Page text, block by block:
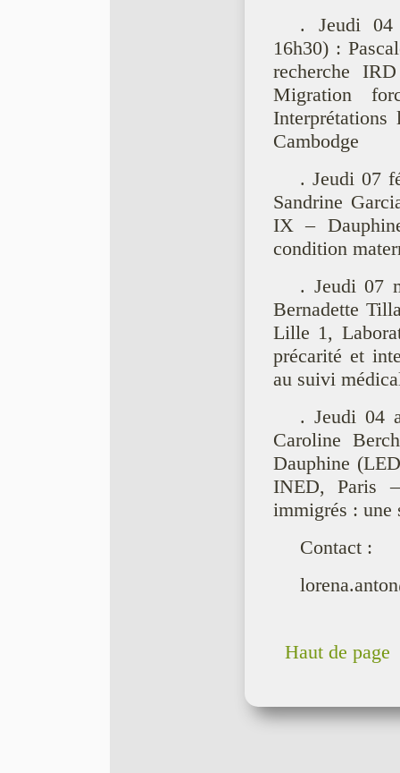
. Jeudi 04
16h30) :
recherche
Migration
Cambodge
. Jeudi 07
Sandrine
IX –
condition
. Jeudi 07
Bernadette
Lille 1,
précarité et
au suivi
. Jeudi 04
Caroline
Dauphine
INED, Paris
immigrés : une
Contact :
Haut de page